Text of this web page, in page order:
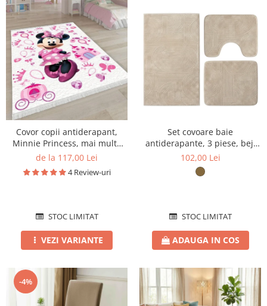
Covor copii antiderapant,
Minnie Princess, mai multe
dimensiuni
de la 117,00 Lei
4 Review-uri
STOC LIMITAT
VEZI VARIANTE
Set covoare baie
antiderapante, 3 piese, bej,
textură soft cu acolade
102,00 Lei
STOC LIMITAT
ADAUGA IN COS
-4%